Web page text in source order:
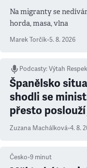
Na migranty se
horda, masa, vlna
Marek Torčík•5. 8. 2026
Podcasty:Výtah
Španělsko
shodli se
přesto
Zuzana Machálková•4. 8.
Česko•9 minut